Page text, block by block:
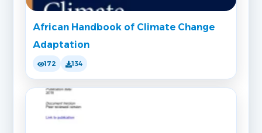
African Handbook of Climate Change
Adaptation
172 134